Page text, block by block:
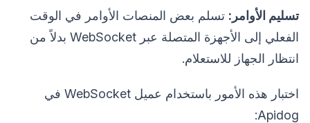
تسليم الأوامر: تسلم بعض المنصات الأوامر في الوقت
الفعلي إلى الأجهزة المتصلة عبر WebSocket بدلاً من
انتظار الجهاز للاستعلام.
اختبار هذه الأمور باستخدام عميل WebSocket في
Apidog: